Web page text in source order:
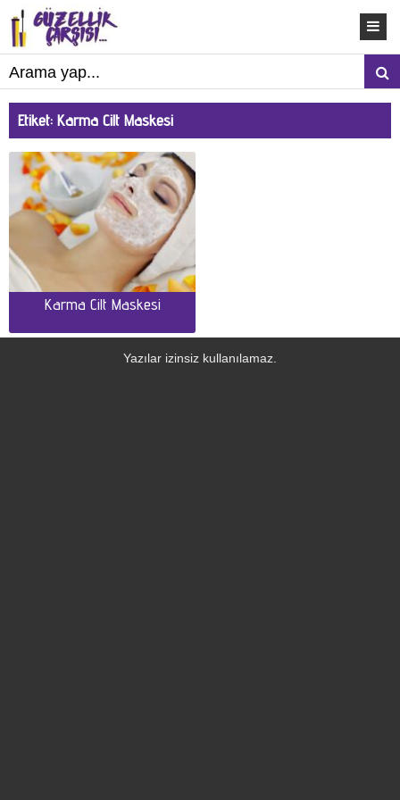
Etiket: Karma Cilt Maskesi
Karma Cilt Maskesi
Yazılar izinsiz kullanılamaz.